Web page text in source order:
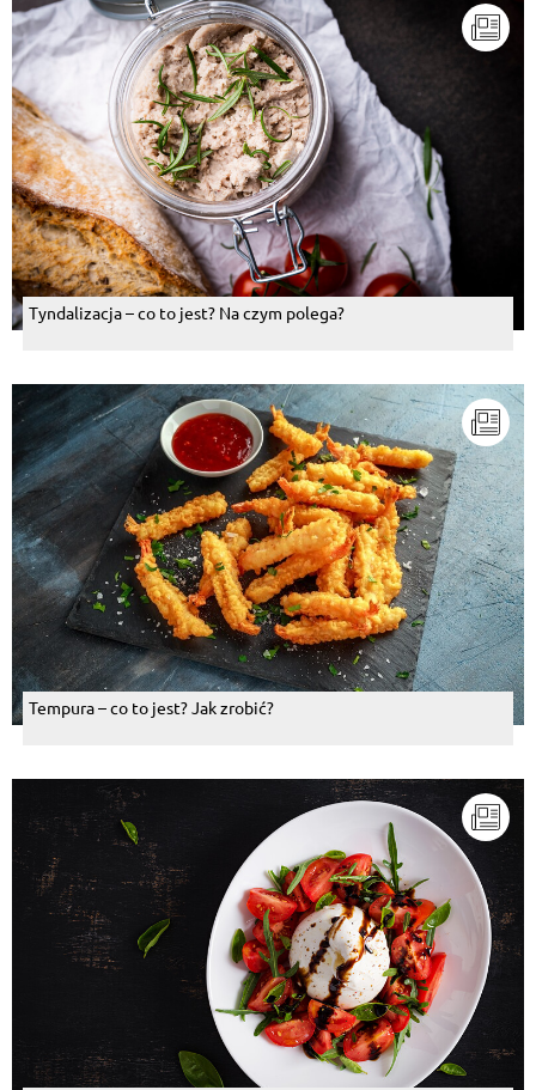
Tyndalizacja – co to jest? Na czym polega?
Tempura – co to jest? Jak zrobić?